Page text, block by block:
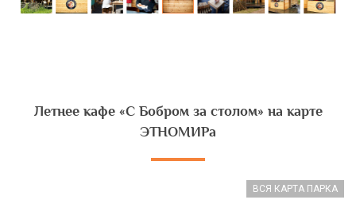
Летнее кафе «С Бобром за столом» на карте
ЭТНОМИРа
ВСЯ КАРТА ПАРКА